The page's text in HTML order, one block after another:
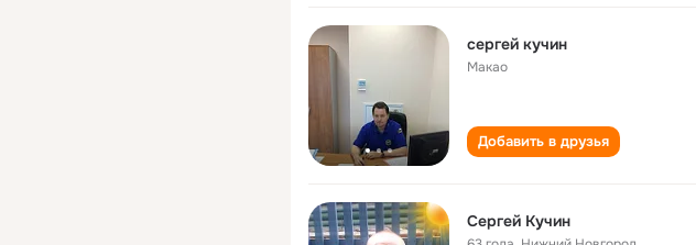
сергей кучин
Макао
Добавить в друзья
Сергей Кучин